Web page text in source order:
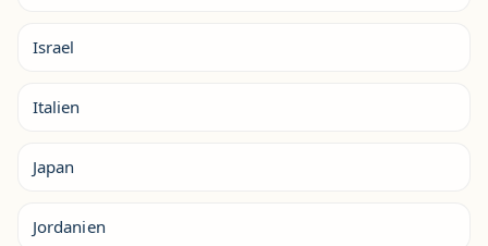
Israel
Italien
Japan
Jordanien